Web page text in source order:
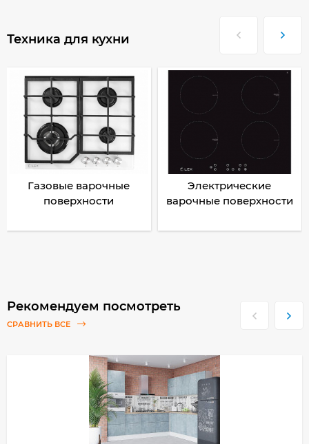
Техника для кухни
Газовые варочные
поверхности
Электрические
варочные поверхности
Рекомендуем посмотреть
СРАВНИТЬ ВСЕ